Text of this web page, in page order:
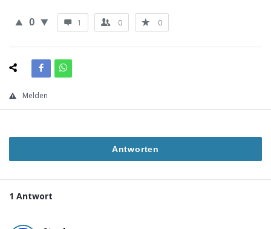
0 1 0 0
Melden
Antworten
1 Antwort